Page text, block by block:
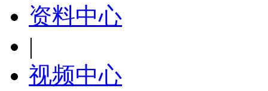
资料中心
|
视频中心